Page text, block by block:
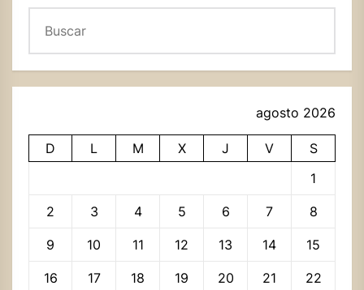
agosto 2026
D L M X J V
S
1
2 3 4 5 6 7 8
9 10 11 12 13 14 15
16 17 18 19 20 21 22